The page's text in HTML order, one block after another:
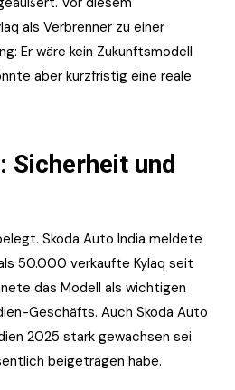
als Verbrenner zu einer
Er wäre kein Zukunftsmodell
aber kurzfristig eine reale
Sicherheit und
Skoda Auto India meldete
50.000 verkaufte Kylaq seit
das Modell als wichtigen
Geschäfts. Auch Skoda Auto
2025 stark gewachsen sei
beigetragen habe.